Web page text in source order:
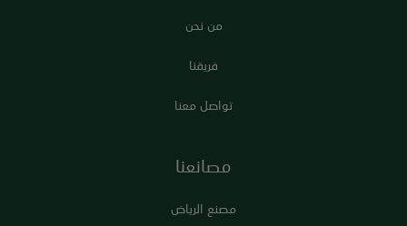
من نحن
فريقنا
تواصل معنا
مصانعنا
مصنع الرياض